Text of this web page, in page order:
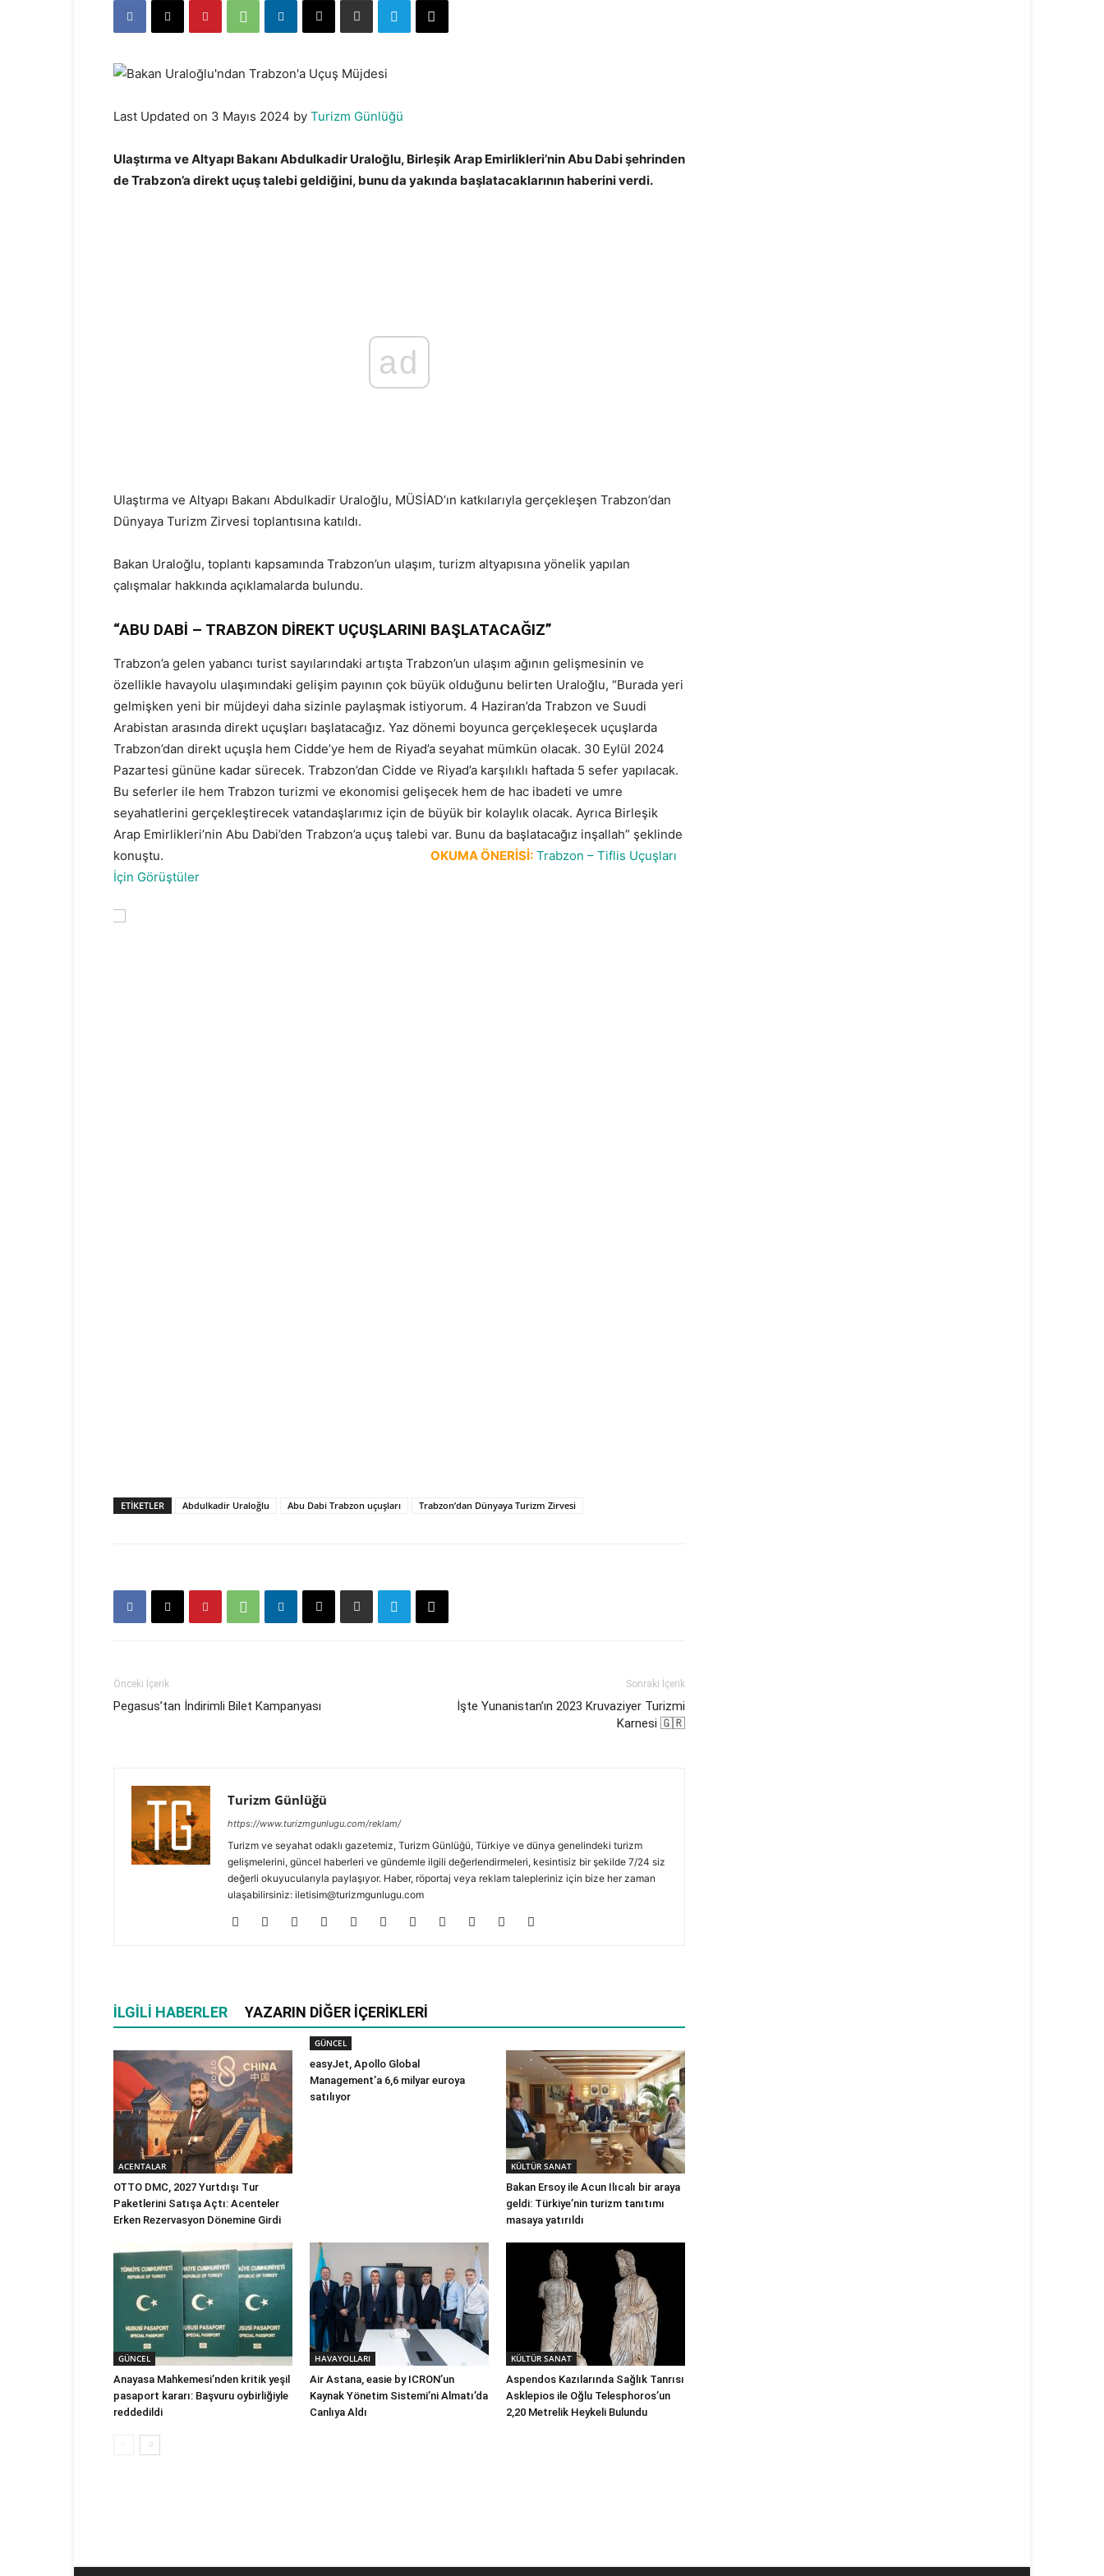
Last Updated on 3 Mayıs 2024 by Turizm Günlüğü
Ulaştırma ve Altyapı Bakanı Abdulkadir Uraloğlu, Birleşik Arap Emirlikleri’nin Abu Dabi şehrinden
de Trabzon’a direkt uçuş talebi geldiğini, bunu da yakında başlatacaklarının haberini verdi.
ad
Ulaştırma ve Altyapı Bakanı Abdulkadir Uraloğlu, MÜSİAD’ın katkılarıyla gerçekleşen Trabzon’dan
Dünyaya Turizm Zirvesi toplantısına katıldı.
Bakan Uraloğlu, toplantı kapsamında Trabzon’un ulaşım, turizm altyapısına yönelik yapılan
çalışmalar hakkında açıklamalarda bulundu.
“ABU DABİ – TRABZON DİREKT UÇUŞLARINI BAŞLATACAĞIZ”
Trabzon’a gelen yabancı turist sayılarındaki artışta Trabzon’un ulaşım ağının gelişmesinin ve
özellikle havayolu ulaşımındaki gelişim payının çok büyük olduğunu belirten Uraloğlu, “Burada yeri
gelmişken yeni bir müjdeyi daha sizinle paylaşmak istiyorum. 4 Haziran’da Trabzon ve Suudi
Arabistan arasında direkt uçuşları başlatacağız. Yaz dönemi boyunca gerçekleşecek uçuşlarda
Trabzon’dan direkt uçuşla hem Cidde’ye hem de Riyad’a seyahat mümkün olacak. 30 Eylül 2024
Pazartesi gününe kadar sürecek. Trabzon’dan Cidde ve Riyad’a karşılıklı haftada 5 sefer yapılacak.
Bu seferler ile hem Trabzon turizmi ve ekonomisi gelişecek hem de hac ibadeti ve umre
seyahatlerini gerçekleştirecek vatandaşlarımız için de büyük bir kolaylık olacak. Ayrıca Birleşik
Arap Emirlikleri’nin Abu Dabi’den Trabzon’a uçuş talebi var. Bunu da başlatacağız inşallah” şeklinde
konuştu.
OKUMA ÖNERİSİ: Trabzon – Tiflis Uçuşları
İçin Görüştüler
ETIKETLER Abdulkadir Uraloğlu Abu Dabi Trabzon uçuşları Trabzon’dan Dünyaya Turizm Zirvesi
Önceki İçerik
Pegasus’tan İndirimli Bilet Kampanyası
Sonraki İçerik
İşte Yunanistan’ın 2023 Kruvaziyer Turizmi
Karnesi 🇬🇷
Turizm Günlüğü
https://www.turizmgunlugu.com/reklam/
Turizm ve seyahat odaklı gazetemiz, Turizm Günlüğü, Türkiye ve dünya genelindeki turizm
gelişmelerini, güncel haberleri ve gündemle ilgili değerlendirmeleri, kesintisiz bir şekilde 7/24 siz
değerli okuyucularıyla paylaşıyor. Haber, röportaj veya reklam talepleriniz için bize her zaman
ulaşabilirsiniz: iletisim@turizmgunlugu.com
İLGILI HABERLER YAZARIN DIĞER İÇERIKLERI
ACENTALAR
OTTO DMC, 2027 Yurtdışı Tur
Paketlerini Satışa Açtı: Acenteler
Erken Rezervasyon Dönemine Girdi
GÜNCEL
easyJet, Apollo Global
Management’a 6,6 milyar euroya
satılıyor
KÜLTÜR SANAT
Bakan Ersoy ile Acun Ilıcalı bir araya
geldi: Türkiye’nin turizm tanıtımı
masaya yatırıldı
GÜNCEL
Anayasa Mahkemesi’nden kritik yeşil
pasaport kararı: Başvuru oybirliğiyle
reddedildi
HAVAYOLLARI
Air Astana, easie by ICRON’un
Kaynak Yönetim Sistemi’ni Almatı’da
Canlıya Aldı
KÜLTÜR SANAT
Aspendos Kazılarında Sağlık Tanrısı
Asklepios ile Oğlu Telesphoros’un
2,20 Metrelik Heykeli Bulundu